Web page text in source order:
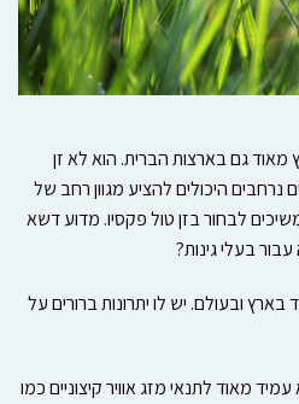
מאוד גם בארצות הברית. הוא לא זן
נרחבים היכולים להציע מגוון רחב של
לבחור בזן טול פקסיו. מדוע דשא
בעלי גינות?
ובעולם. יש לו יתרונות ברורים על
מאוד לתנאי מזג אוויר קיצוניים כמו